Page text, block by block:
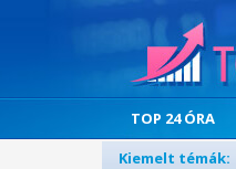
TOP 24 ÓRA
Kiemelt témák: